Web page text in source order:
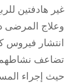
غير هادفتين
وعلاج المرضى
انتشار فيروس
تضاعف
حيث إجراء